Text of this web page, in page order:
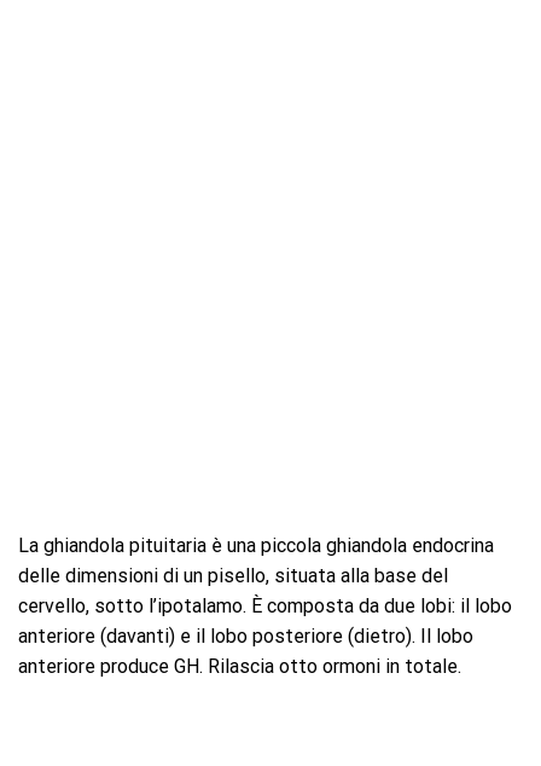
La ghiandola pituitaria è una piccola ghiandola endocrina
delle dimensioni di un pisello, situata alla base del
cervello, sotto l’ipotalamo. È composta da due lobi: il lobo
anteriore (davanti) e il lobo posteriore (dietro). Il lobo
anteriore produce GH. Rilascia otto ormoni in totale.